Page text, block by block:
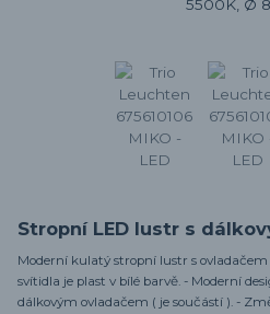
Stropní LED lustr s
Moderní kulatý stropní lustr s
svítidla je plast v bílé barvě. - Moderní
dálkovým ovladačem ( je součástí ). -